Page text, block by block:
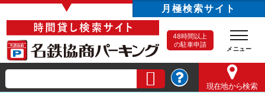
▼ 月極検索サイト
48時間以上
の駐車申請
現在地から検索